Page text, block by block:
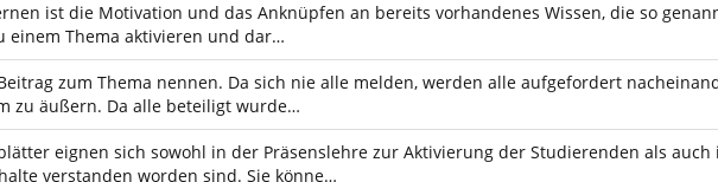
ist die Motivation und das Anknüpfen an bereits vorhandenes Wissen, die so
einem Thema aktivieren und dar…
zum Thema nennen. Da sich nie alle melden, werden alle aufgefordert
zu äußern. Da alle beteiligt wurde…
eignen sich sowohl in der Präsenslehre zur Aktivierung der Studierenden als
verstanden worden sind. Sie könne…